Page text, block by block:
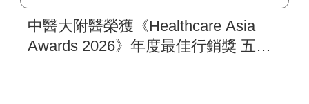
中醫大附醫榮獲《Healthcare Asia
Awards 2026》年度最佳行銷獎 五步